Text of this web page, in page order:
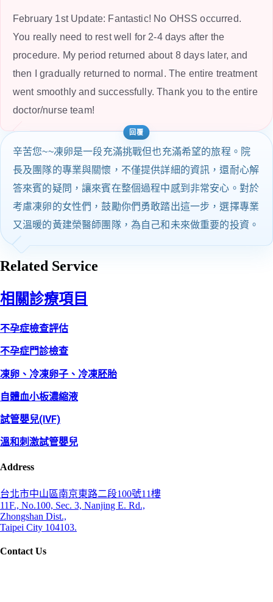
February 1st Update: Fantastic! No OHSS occurred.
You really need to rest well for 2-4 days after the
procedure. My period returned about 8 days later, and
then I gradually returned to normal. The entire treatment
went smoothly and successfully. Thank you to the entire
doctor/nurse team!
辛苦您~~凍卵是一段充滿挑戰但也充滿希望的旅程。院
長及團隊的專業與關懷，不僅提供詳細的資訊，還耐心解
答來賓的疑問，讓來賓在整個過程中感到非常安心。對於
考慮凍卵的女性們，鼓勵你們勇敢踏出這一步，選擇專業
又溫暖的黃建榮醫師團隊，為自己和未來做重要的投資。
Related Service
相關診療項目
不孕症檢查評估
不孕症門診檢查
凍卵、冷凍卵子、冷凍胚胎
自體血小板濃縮液
試管嬰兒(IVF)
溫和刺激試管嬰兒
Address
台北市中山區南京東路二段100號11樓
11F., No.100, Sec. 3, Nanjing E. Rd.,
Zhongshan Dist.,
Taipei City 104103.
Contact Us